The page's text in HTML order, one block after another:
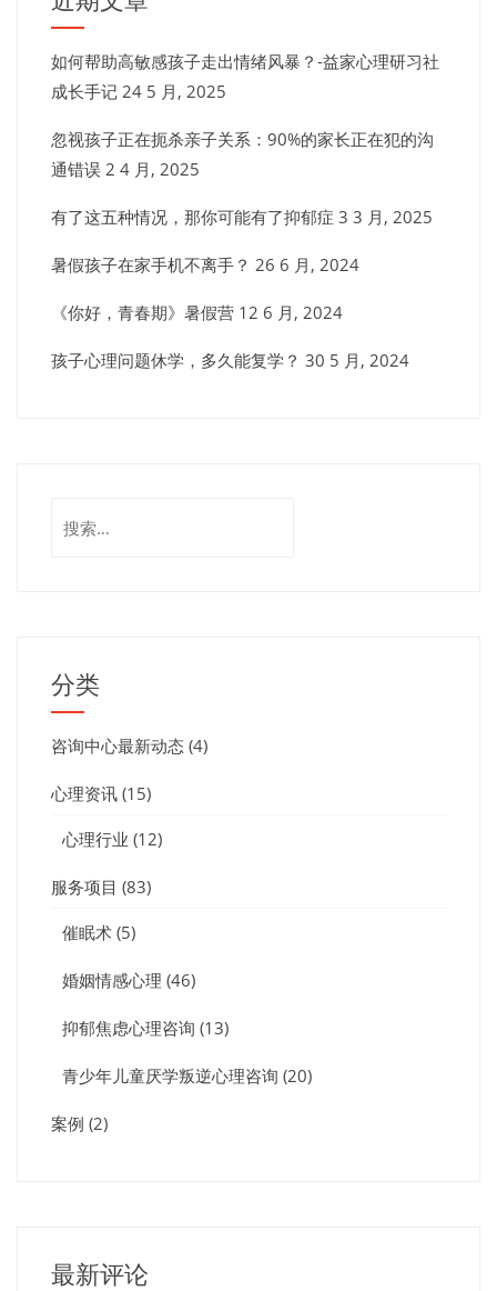
如何帮助高敏感孩子走出情绪风暴？-益家心理研习社
成长手记 24 5 月, 2025
忽视孩子正在扼杀亲子关系：90%的家长正在犯的沟
通错误 2 4 月, 2025
有了这五种情况，那你可能有了抑郁症 3 3 月, 2025
暑假孩子在家手机不离手？ 26 6 月, 2024
《你好，青春期》暑假营 12 6 月, 2024
孩子心理问题休学，多久能复学？ 30 5 月, 2024
索：
分类
咨询中心最新动态 (4)
心理资讯 (15)
心理行业 (12)
服务项目 (83)
催眠术 (5)
婚姻情感心理 (46)
抑郁焦虑心理咨询 (13)
青少年儿童厌学叛逆心理咨询 (20)
案例 (2)
最新评论